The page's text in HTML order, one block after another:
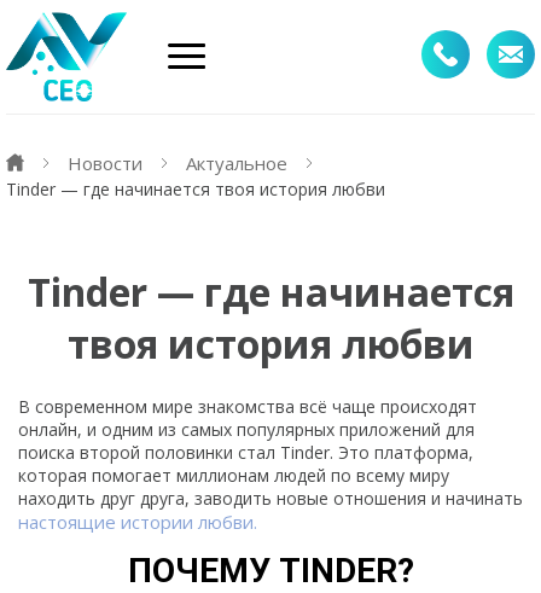
Новости Актуальное
Tinder — где начинается твоя история любви
Tinder — где начинается
твоя история любви
В современном мире знакомства всё чаще происходят
онлайн, и одним из самых популярных приложений для
поиска второй половинки стал Tinder. Это платформа,
которая помогает миллионам людей по всему миру
находить друг друга, заводить новые отношения и начинать
настоящие истории любви.
ПОЧЕМУ TINDER?